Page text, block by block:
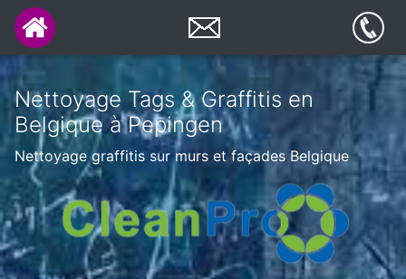
Nettoyage Tags & Graffitis en
Belgique à Pepingen
Nettoyage graffitis sur murs et façades Belgique